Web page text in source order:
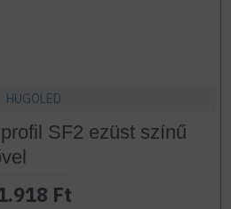
HUGOLED
SF2 ezüst színű
Ft